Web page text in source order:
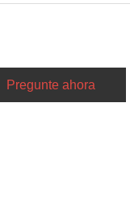
Pregunte ahora